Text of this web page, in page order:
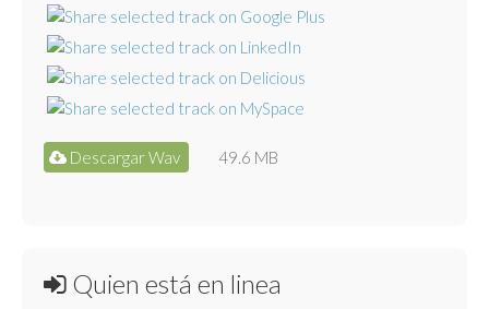
Descargar Wav 49.6 MB
Quien está en linea